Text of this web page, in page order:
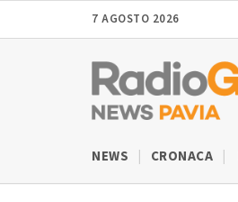
7 AGOSTO 2026
NEWS CRONACA